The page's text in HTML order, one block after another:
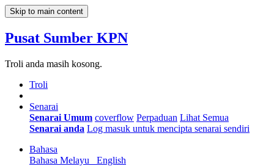
Skip to main content
Pusat Sumber KPN
Troli anda masih kosong.
Troli
Senarai
Senarai Umum coverflow Perpaduan Lihat Semua
Senarai anda Log masuk untuk mencipta senarai sendiri
Bahasa
Bahasa Melayu
English